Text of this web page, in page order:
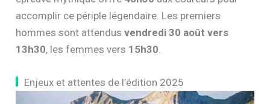
accomplir ce périple légendaire. Les premiers
hommes sont attendusvendredi 30 août vers
13h30, les femmes vers 15h30
Enjeux et attentes de l’édition 2025